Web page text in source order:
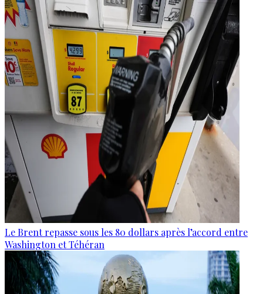
Le Brent repasse sous les 80 dollars après l’accord entre
Washington et Téhéran